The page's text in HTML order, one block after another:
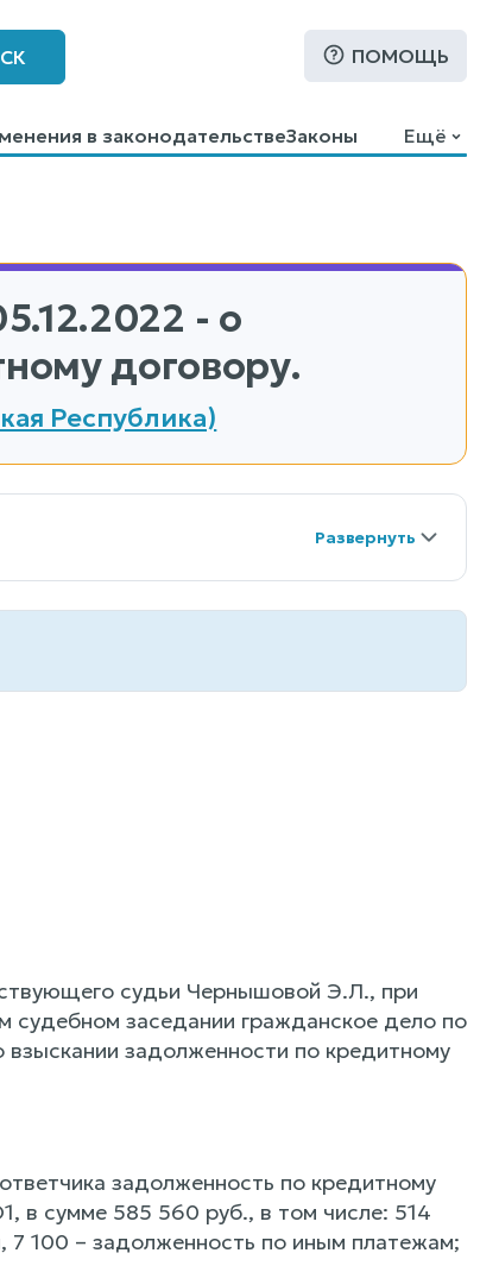
ПОМОЩЬ
в законодательствеЗаконы
Ещё
- о
договору.
Республика)
судьи Чернышовой Э.Л., при
судебном заседании гражданское дело по
задолженности по кредитному
задолженность по кредитному
сумме 585 560 руб., в том числе: 514
7 100 – задолженность по иным платежам;